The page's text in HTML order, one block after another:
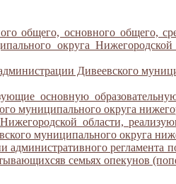
общего, основного общего,
округа
Дивеевского
основную
муниципального округа
области,
муниципального округа
регламента
семьях опекунов